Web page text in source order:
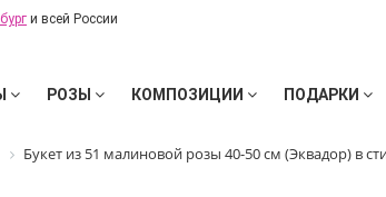
и всей России
РОЗЫ КОМПОЗИЦИИ ПОДАРКИ
Букет из 51 малиновой розы 40-50 см (Эквадор) в